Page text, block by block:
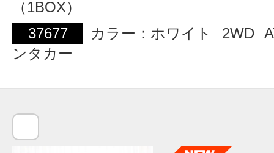
（1BOX）
37677
カラー：ホワイト 2WD
ンタカー